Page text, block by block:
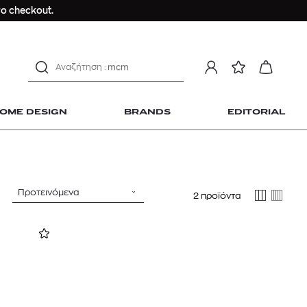
checkout.
DESIGN BRANDS EDITORIAL
γυναικεία αρώματα
μαγιό
Longchamp Le Pliage
Προτεινόμενα 2 προϊόντα